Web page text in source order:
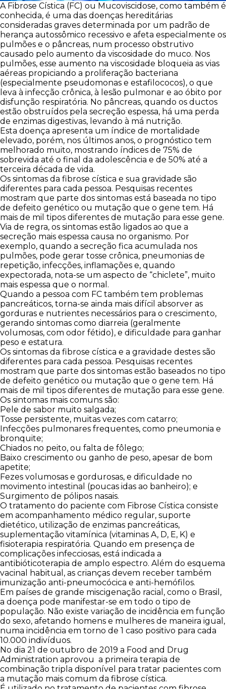
A Fibrose Cística (FC) ou Mucoviscidose, como também é
conhecida, é uma das doenças hereditárias
consideradas graves determinada por um padrão de
herança autossômico recessivo e afeta especialmente os
pulmões e o pâncreas, num processo obstrutivo
causado pelo aumento da viscosidade do muco. Nos
pulmões, esse aumento na viscosidade bloqueia as vias
aéreas propiciando a proliferação bacteriana
(especialmente pseudomonas e estafilococos), o que
leva à infecção crônica, à lesão pulmonar e ao óbito por
disfunção respiratória. No pâncreas, quando os ductos
estão obstruídos pela secreção espessa, há uma perda
de enzimas digestivas, levando à má nutrição.
Esta doença apresenta um índice de mortalidade
elevado, porém, nos últimos anos, o prognóstico tem
melhorado muito, mostrando índices de 75% de
sobrevida até o final da adolescência e de 50% até a
terceira década de vida.
Os sintomas da fibrose cística e sua gravidade são
diferentes para cada pessoa. Pesquisas recentes
mostram que parte dos sintomas está baseada no tipo
de defeito genético ou mutação que o gene tem. Há
mais de mil tipos diferentes de mutação para esse gene.
Via de regra, os sintomas estão ligados ao que a
secreção mais espessa causa no organismo. Por
exemplo, quando a secreção fica acumulada nos
pulmões, pode gerar tosse crônica, pneumonias de
repetição, infecções, inflamações e, quando
expectorada, nota-se um aspecto de “chiclete”, muito
mais espessa que o normal.
Quando a pessoa com FC também tem problemas
pancreáticos, torna-se ainda mais difícil absorver as
gorduras e nutrientes necessários para o crescimento,
gerando sintomas como diarreia (geralmente
volumosas, com odor fétido), e dificuldade para ganhar
peso e estatura.
Os sintomas da fibrose cística e a gravidade destes são
diferentes para cada pessoa. Pesquisas recentes
mostram que parte dos sintomas estão baseados no tipo
de defeito genético ou mutação que o gene tem. Há
mais de mil tipos diferentes de mutação para esse gene.
Os sintomas mais comuns são:
Pele de sabor muito salgada;
Tosse persistente, muitas vezes com catarro;
Infecções pulmonares frequentes, como pneumonia e
bronquite;
Chiados no peito, ou falta de fôlego;
Baixo crescimento ou ganho de peso, apesar de bom
apetite;
Fezes volumosas e gordurosas, e dificuldade no
movimento intestinal (poucas idas ao banheiro); e
Surgimento de pólipos nasais.
O tratamento do paciente com Fibrose Cística consiste
em acompanhamento médico regular, suporte
dietético, utilização de enzimas pancreáticas,
suplementação vitamínica (vitaminas A, D, E, K) e
fisioterapia respiratória. Quando em presença de
complicações infecciosas, está indicada a
antibióticoterapia de amplo espectro. Além do esquema
vacinal habitual, as crianças devem receber também
imunização anti-pneumocócica e anti-hemófilos.
Em países de grande miscigenação racial, como o Brasil,
a doença pode manifestar-se em todo o tipo de
população. Não existe variação de incidência em função
do sexo, afetando homens e mulheres de maneira igual,
numa incidência em torno de 1 caso positivo para cada
10.000 indivíduos.
No dia 21 de outubro de 2019 a Food and Drug
Administration aprovou a primeira terapia de
combinação tripla disponível para tratar pacientes com
a mutação mais comum da fibrose cística.